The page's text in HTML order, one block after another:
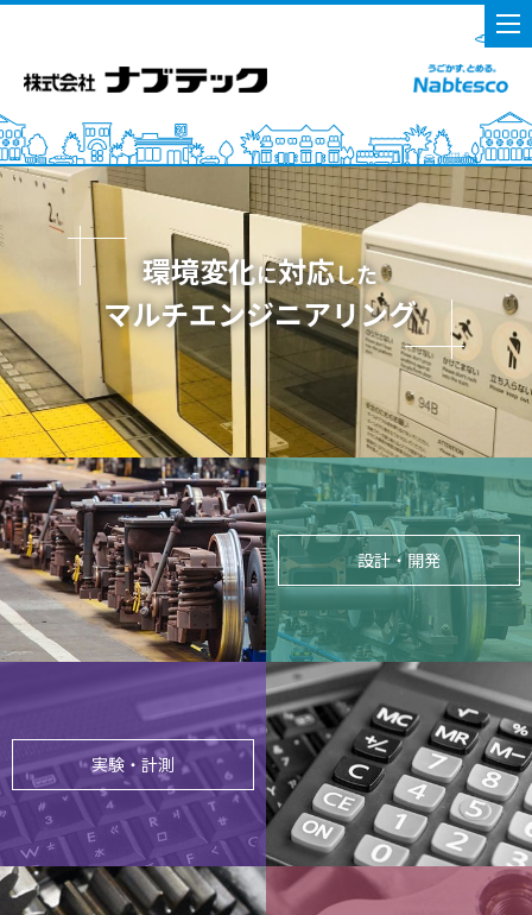
環境変化に対応した
マルチエンジニアリング
設計・開発
実験・計測